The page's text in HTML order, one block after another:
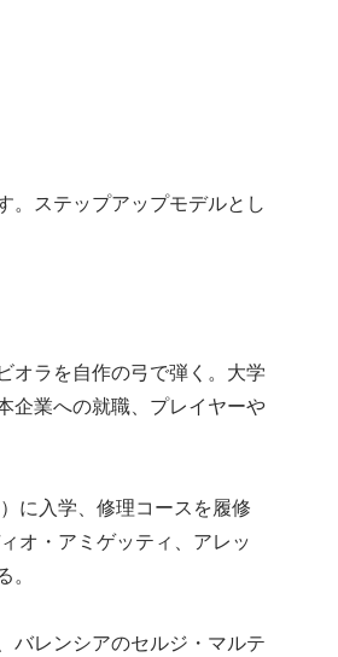
。ステップアップモデルとし
オラを自作の弓で弾く。大学
企業への就職、プレイヤーや
に入学、修理コースを履修
オ・アミゲッティ、アレッ
。
バレンシアのセルジ・マルテ